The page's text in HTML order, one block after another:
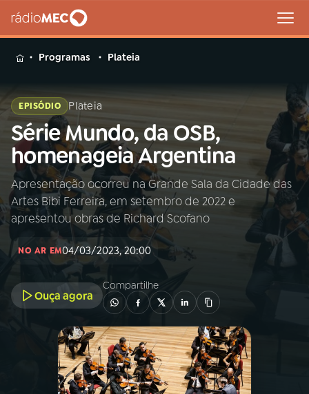
MENU
Buscar
na
Rádio
MEC
Buscar
Início AO VIVO
01INÍCIO
02A RÁDIO
PROGRAMAÇÃO
PROGRAMAS
Programas Plateia
EPISÓDIO Plateia
Série Mundo, da OSB,
homenageia Argentina
Apresentação ocorreu na Grande Sala da Cidade das
Artes Bibi Ferreira, em setembro de 2022 e
apresentou obras de Richard Scofano
NO AR EM04/03/2023, 20:00
Ouça agora
Compartilhe